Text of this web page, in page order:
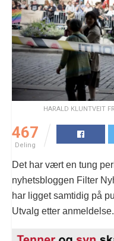
HARALD KLUNTVEIT
467
Deling
Det har vært en tung
nyhetsbloggen Filter
har ligget samtidig på
Utvalg etter anmeldelse.